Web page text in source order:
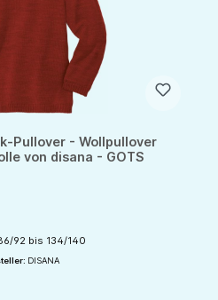
Pullover - Wollpullover
von disana - GOTS
92 bis 134/140
DISANA